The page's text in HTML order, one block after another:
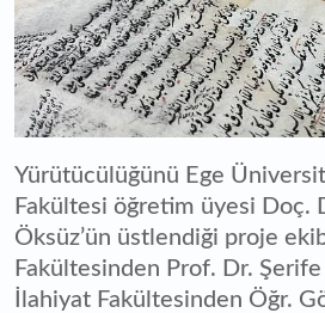
Yürütücülüğünü Ege
Fakültesi öğretim üyesi Doç.
Öksüz’ün üstlendiği proje
Fakültesinden Prof. Dr. Şerife
İlahiyat Fakültesinden Öğr.